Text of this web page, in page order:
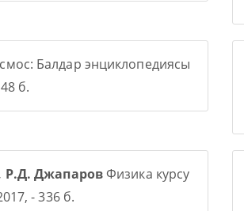
Балдар энциклопедиясы
б.
Р.Д. ДжапаровФизика курсу
- 336 б.